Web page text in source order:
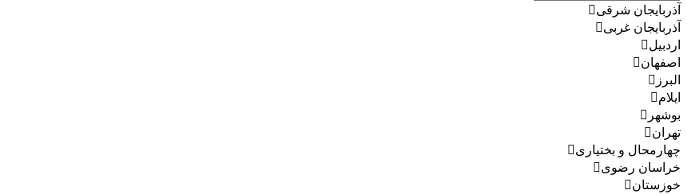
آذربایجان شرقی
آذربایجان غربی
اردبیل
اصفهان
البرز
ایلام
بوشهر
تهران
چهارمحال و بختیاری
خراسان رضوی
خوزستان